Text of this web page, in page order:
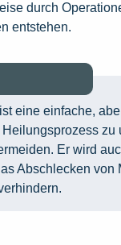
durch
entstehen.
eine einfache,
zu
Er wird
Abschlecken von